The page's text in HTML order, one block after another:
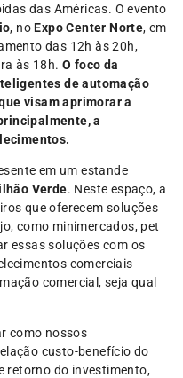
das Américas. O evento
, noExpo Center Norte, em
das 12h às 20h,
às 18h. O foco da
de automação
visam aprimorar a
a
em um estande
Verde. Neste espaço, a
que oferecem soluções
como minimercados, pet
essas soluções com os
comerciais
comercial, seja qual
como nossos
custo-benefício do
retorno do investimento,